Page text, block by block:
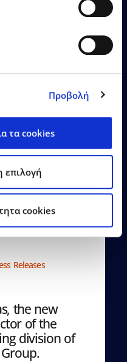
Προβολή
τα cookies
επιλογή
cookies
of the
Releases
the new
of the
division of